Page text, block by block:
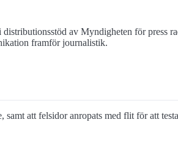
av Myndigheten för press
framför journalistik.
att felsidor anropats med flit för att